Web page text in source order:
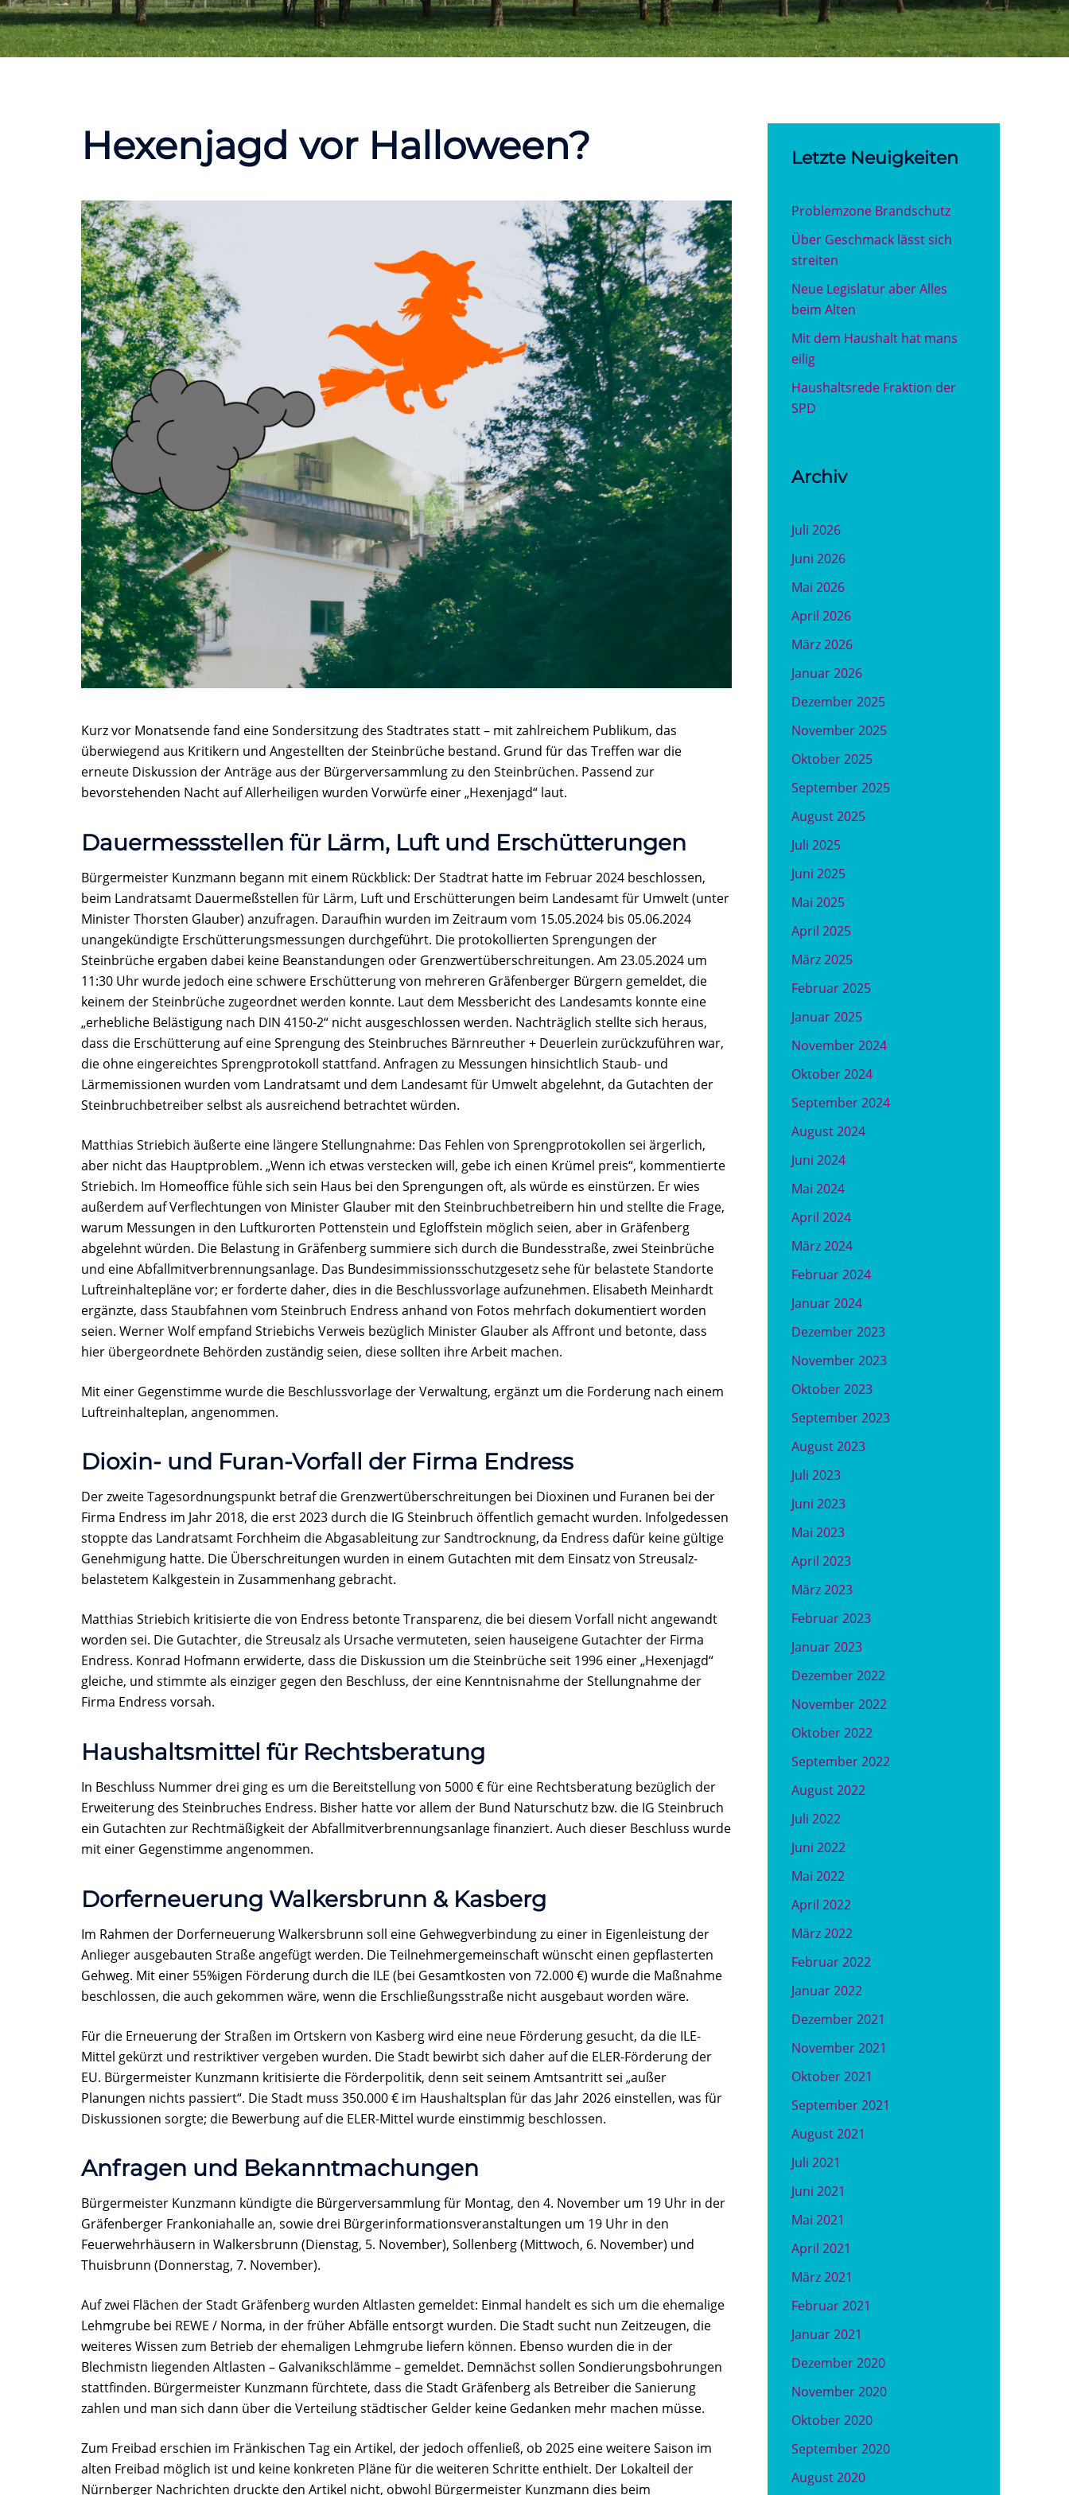
Hexenjagd vor Halloween?
Kurz vor Monatsende fand eine Sondersitzung des Stadtrates statt – mit zahlreichem Publikum, das
überwiegend aus Kritikern und Angestellten der Steinbrüche bestand. Grund für das Treffen war die
erneute Diskussion der Anträge aus der Bürgerversammlung zu den Steinbrüchen. Passend zur
bevorstehenden Nacht auf Allerheiligen wurden Vorwürfe einer „Hexenjagd“ laut.
Dauermessstellen für Lärm, Luft und Erschütterungen
Bürgermeister Kunzmann begann mit einem Rückblick: Der Stadtrat hatte im Februar 2024 beschlossen,
beim Landratsamt Dauermeßstellen für Lärm, Luft und Erschütterungen beim Landesamt für Umwelt (unter
Minister Thorsten Glauber) anzufragen. Daraufhin wurden im Zeitraum vom 15.05.2024 bis 05.06.2024
unangekündigte Erschütterungsmessungen durchgeführt. Die protokollierten Sprengungen der
Steinbrüche ergaben dabei keine Beanstandungen oder Grenzwertüberschreitungen. Am 23.05.2024 um
11:30 Uhr wurde jedoch eine schwere Erschütterung von mehreren Gräfenberger Bürgern gemeldet, die
keinem der Steinbrüche zugeordnet werden konnte. Laut dem Messbericht des Landesamts konnte eine
„erhebliche Belästigung nach DIN 4150-2“ nicht ausgeschlossen werden. Nachträglich stellte sich heraus,
dass die Erschütterung auf eine Sprengung des Steinbruches Bärnreuther + Deuerlein zurückzuführen war,
die ohne eingereichtes Sprengprotokoll stattfand. Anfragen zu Messungen hinsichtlich Staub- und
Lärmemissionen wurden vom Landratsamt und dem Landesamt für Umwelt abgelehnt, da Gutachten der
Steinbruchbetreiber selbst als ausreichend betrachtet würden.
Matthias Striebich äußerte eine längere Stellungnahme: Das Fehlen von Sprengprotokollen sei ärgerlich,
aber nicht das Hauptproblem. „Wenn ich etwas verstecken will, gebe ich einen Krümel preis“, kommentierte
Striebich. Im Homeoffice fühle sich sein Haus bei den Sprengungen oft, als würde es einstürzen. Er wies
außerdem auf Verflechtungen von Minister Glauber mit den Steinbruchbetreibern hin und stellte die Frage,
warum Messungen in den Luftkurorten Pottenstein und Egloffstein möglich seien, aber in Gräfenberg
abgelehnt würden. Die Belastung in Gräfenberg summiere sich durch die Bundesstraße, zwei Steinbrüche
und eine Abfallmitverbrennungsanlage. Das Bundesimmissionsschutzgesetz sehe für belastete Standorte
Luftreinhaltepläne vor; er forderte daher, dies in die Beschlussvorlage aufzunehmen. Elisabeth Meinhardt
ergänzte, dass Staubfahnen vom Steinbruch Endress anhand von Fotos mehrfach dokumentiert worden
seien. Werner Wolf empfand Striebichs Verweis bezüglich Minister Glauber als Affront und betonte, dass
hier übergeordnete Behörden zuständig seien, diese sollten ihre Arbeit machen.
Mit einer Gegenstimme wurde die Beschlussvorlage der Verwaltung, ergänzt um die Forderung nach einem
Luftreinhalteplan, angenommen.
Dioxin- und Furan-Vorfall der Firma Endress
Der zweite Tagesordnungspunkt betraf die Grenzwertüberschreitungen bei Dioxinen und Furanen bei der
Firma Endress im Jahr 2018, die erst 2023 durch die IG Steinbruch öffentlich gemacht wurden. Infolgedessen
stoppte das Landratsamt Forchheim die Abgasableitung zur Sandtrocknung, da Endress dafür keine gültige
Genehmigung hatte. Die Überschreitungen wurden in einem Gutachten mit dem Einsatz von Streusalz-
belastetem Kalkgestein in Zusammenhang gebracht.
Matthias Striebich kritisierte die von Endress betonte Transparenz, die bei diesem Vorfall nicht angewandt
worden sei. Die Gutachter, die Streusalz als Ursache vermuteten, seien hauseigene Gutachter der Firma
Endress. Konrad Hofmann erwiderte, dass die Diskussion um die Steinbrüche seit 1996 einer „Hexenjagd“
gleiche, und stimmte als einziger gegen den Beschluss, der eine Kenntnisnahme der Stellungnahme der
Firma Endress vorsah.
Haushaltsmittel für Rechtsberatung
In Beschluss Nummer drei ging es um die Bereitstellung von 5000 € für eine Rechtsberatung bezüglich der
Erweiterung des Steinbruches Endress. Bisher hatte vor allem der Bund Naturschutz bzw. die IG Steinbruch
ein Gutachten zur Rechtmäßigkeit der Abfallmitverbrennungsanlage finanziert. Auch dieser Beschluss wurde
mit einer Gegenstimme angenommen.
Dorferneuerung Walkersbrunn & Kasberg
Im Rahmen der Dorferneuerung Walkersbrunn soll eine Gehwegverbindung zu einer in Eigenleistung der
Anlieger ausgebauten Straße angefügt werden. Die Teilnehmergemeinschaft wünscht einen gepflasterten
Gehweg. Mit einer 55%igen Förderung durch die ILE (bei Gesamtkosten von 72.000 €) wurde die Maßnahme
beschlossen, die auch gekommen wäre, wenn die Erschließungsstraße nicht ausgebaut worden wäre.
Für die Erneuerung der Straßen im Ortskern von Kasberg wird eine neue Förderung gesucht, da die ILE-
Mittel gekürzt und restriktiver vergeben wurden. Die Stadt bewirbt sich daher auf die ELER-Förderung der
EU. Bürgermeister Kunzmann kritisierte die Förderpolitik, denn seit seinem Amtsantritt sei „außer
Planungen nichts passiert“. Die Stadt muss 350.000 € im Haushaltsplan für das Jahr 2026 einstellen, was für
Diskussionen sorgte; die Bewerbung auf die ELER-Mittel wurde einstimmig beschlossen.
Anfragen und Bekanntmachungen
Bürgermeister Kunzmann kündigte die Bürgerversammlung für Montag, den 4. November um 19 Uhr in der
Gräfenberger Frankoniahalle an, sowie drei Bürgerinformationsveranstaltungen um 19 Uhr in den
Feuerwehrhäusern in Walkersbrunn (Dienstag, 5. November), Sollenberg (Mittwoch, 6. November) und
Thuisbrunn (Donnerstag, 7. November).
Auf zwei Flächen der Stadt Gräfenberg wurden Altlasten gemeldet: Einmal handelt es sich um die ehemalige
Lehmgrube bei REWE / Norma, in der früher Abfälle entsorgt wurden. Die Stadt sucht nun Zeitzeugen, die
weiteres Wissen zum Betrieb der ehemaligen Lehmgrube liefern können. Ebenso wurden die in der
Blechmistn liegenden Altlasten – Galvanikschlämme – gemeldet. Demnächst sollen Sondierungsbohrungen
stattfinden. Bürgermeister Kunzmann fürchtete, dass die Stadt Gräfenberg als Betreiber die Sanierung
zahlen und man sich dann über die Verteilung städtischer Gelder keine Gedanken mehr machen müsse.
Zum Freibad erschien im Fränkischen Tag ein Artikel, der jedoch offenließ, ob 2025 eine weitere Saison im
alten Freibad möglich ist und keine konkreten Pläne für die weiteren Schritte enthielt. Der Lokalteil der
Nürnberger Nachrichten druckte den Artikel nicht, obwohl Bürgermeister Kunzmann dies beim
Letzte Neuigkeiten
Problemzone Brandschutz
Über Geschmack lässt sich
streiten
Neue Legislatur aber Alles
beim Alten
Mit dem Haushalt hat mans
eilig
Haushaltsrede Fraktion der
SPD
Archiv
Juli 2026
Juni 2026
Mai 2026
April 2026
März 2026
Januar 2026
Dezember 2025
November 2025
Oktober 2025
September 2025
August 2025
Juli 2025
Juni 2025
Mai 2025
April 2025
März 2025
Februar 2025
Januar 2025
November 2024
Oktober 2024
September 2024
August 2024
Juni 2024
Mai 2024
April 2024
März 2024
Februar 2024
Januar 2024
Dezember 2023
November 2023
Oktober 2023
September 2023
August 2023
Juli 2023
Juni 2023
Mai 2023
April 2023
März 2023
Februar 2023
Januar 2023
Dezember 2022
November 2022
Oktober 2022
September 2022
August 2022
Juli 2022
Juni 2022
Mai 2022
April 2022
März 2022
Februar 2022
Januar 2022
Dezember 2021
November 2021
Oktober 2021
September 2021
August 2021
Juli 2021
Juni 2021
Mai 2021
April 2021
März 2021
Februar 2021
Januar 2021
Dezember 2020
November 2020
Oktober 2020
September 2020
August 2020